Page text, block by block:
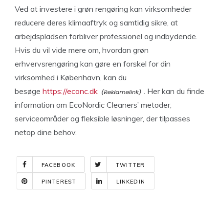
Ved at investere i grøn rengøring kan virksomheder
reducere deres klimaaftryk og samtidig sikre, at
arbejdspladsen forbliver professionel og indbydende.
Hvis du vil vide mere om, hvordan grøn
erhvervsrengøring kan gøre en forskel for din
virksomhed i København, kan du
besøge https://econc.dk
. Her kan du finde
information om EcoNordic Cleaners’ metoder,
serviceområder og fleksible løsninger, der tilpasses
netop dine behov.
FACEBOOK TWITTER
PINTEREST LINKEDIN